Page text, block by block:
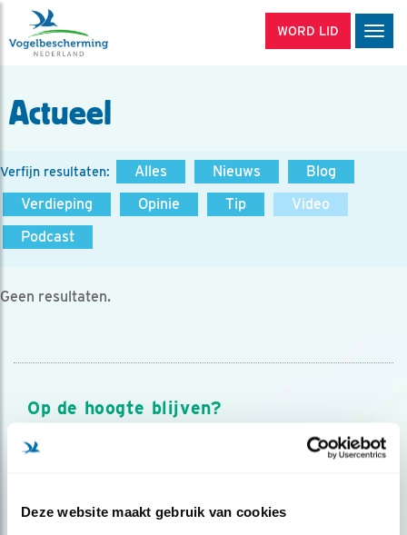
Deze website maakt gebruik van cookies
WORD LID
Actueel
Verfijn resultaten: Alles Nieuws
Blog
Verdieping
Opinie Tip
Video
Podcast
Geen resultaten.
Op de hoogte blijven?
Meld je aan en ontvang nieuws, inspiratie, acties en tips
over vogels en activiteiten van Vogelbescherming.